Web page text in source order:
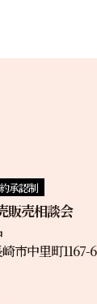
承認制
販売相談会
市中里町1167-6